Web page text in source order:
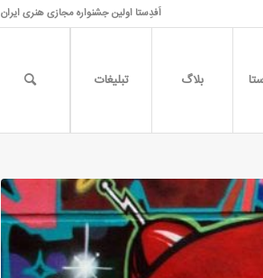
اَفدِستا اولین جشنواره مجازی هنری ایران
بلاگ تبلیغات